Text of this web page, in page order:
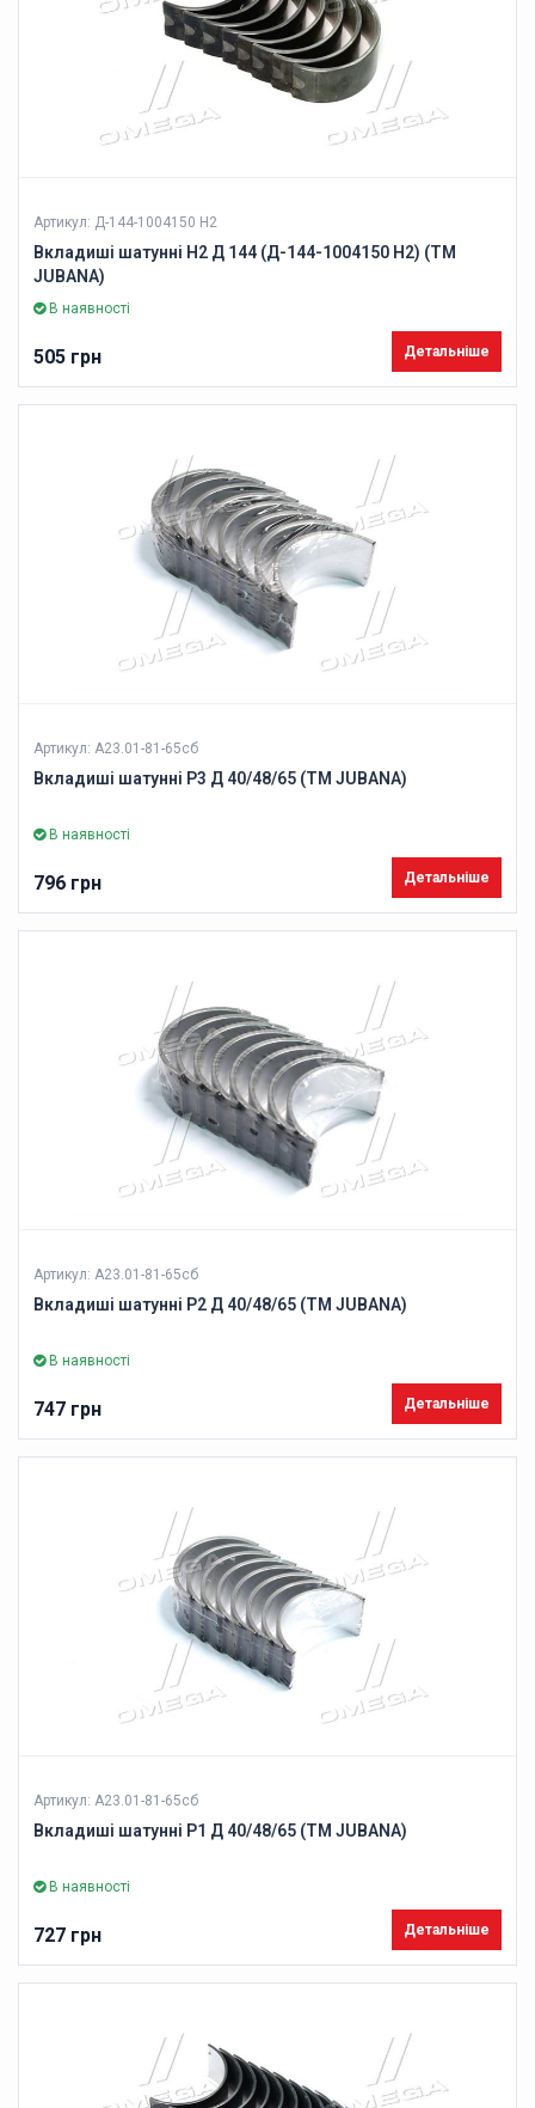
Артикул: Д-144-1004150 H2
Вкладиші шатунні Н2 Д 144 (Д-144-1004150 H2) (ТМ
JUBANA)
В наявності
505 грн Детальніше
Артикул: А23.01-81-65сб
Вкладиші шатунні Р3 Д 40/48/65 (ТМ JUBANA)
В наявності
796 грн Детальніше
Артикул: А23.01-81-65сб
Вкладиші шатунні Р2 Д 40/48/65 (ТМ JUBANA)
В наявності
747 грн Детальніше
Артикул: А23.01-81-65сб
Вкладиші шатунні Р1 Д 40/48/65 (ТМ JUBANA)
В наявності
727 грн Детальніше